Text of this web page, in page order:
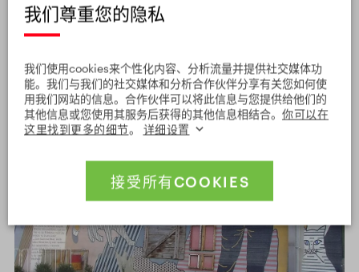
特别是河堤街附近的纪念墙附近。作家称这里的24号房子
为“永恒的堤岸”。赫拉巴尔的住所位于
嚣的孤独》
、 《温柔的野蛮人》和《自动世界》中得到了
生动描述。
我们尊重您的隐私
我们使用cookies来个性化内容、分析流量并提供社交媒体功
能。我们与我们的社交媒体和分析合作伙伴分享有关您如何使
用我们网站的信息。合作伙伴可以将此信息与您提供给他们的
其他信息或您使用其服务后获得的其他信息相结合。 你可以在
这里找到更多的细节。 详细设置
接受所有COOKIES